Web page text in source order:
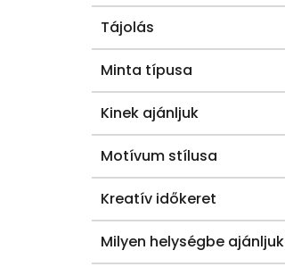
Tájolás
Minta típusa
Kinek ajánljuk
Motívum stílusa
Kreatív időkeret
Milyen helységbe ajánljuk